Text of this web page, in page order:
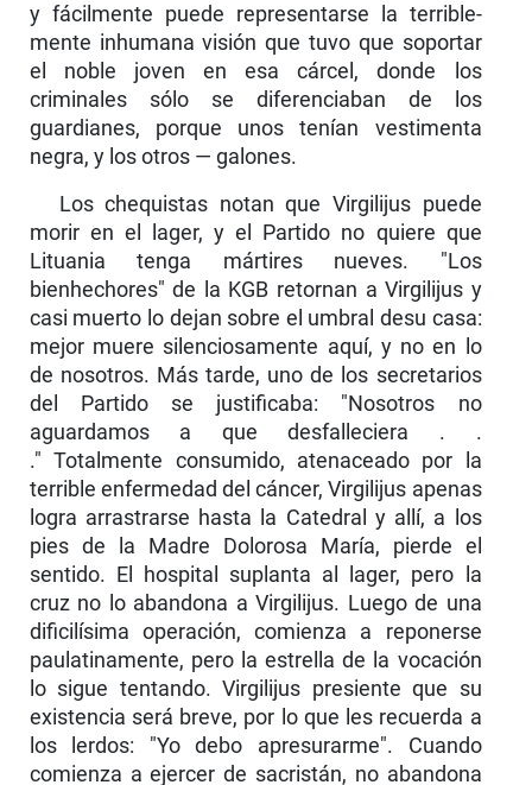
y fácilmente puede representarse la terrible­
mente inhumana visión que tuvo que soportar
el noble joven en esa cárcel, donde los
criminales sólo se diferenciaban de los
guardianes, porque unos tenían vestimenta
negra, y los otros — galones.
Los chequistas notan que Virgilijus puede
morir en el lager, y el Partido no quiere que
Lituania tenga mártires nueves. "Los
bienhechores" de la KGB retornan a Virgilijus y
casi muerto lo dejan sobre el umbral desu casa:
mejor muere silenciosamente aquí, y no en lo
de nosotros. Más tarde, uno de los secretarios
del Partido se justificaba: "Nosotros no
aguardamos a que desfalleciera . .
." Totalmente consumido, atenaceado por la
terrible enfermedad del cáncer, Virgilijus apenas
logra arrastrarse hasta la Catedral y allí, a los
pies de la Madre Dolorosa María, pierde el
sentido. El hospital suplanta al lager, pero la
cruz no lo abandona a Virgilijus. Luego de una
dificilísima operación, comienza a reponerse
paulatinamente, pero la estrella de la vocación
lo sigue tentando. Virgilijus presiente que su
existencia será breve, por lo que les recuerda a
los lerdos: "Yo debo apresurarme". Cuando
comienza a ejercer de sacristán, no abandona